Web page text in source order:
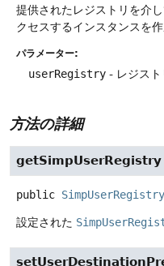
提供されたレジストリを介
クセスするインスタンスを作
パラメーター:
userRegistry - レジスト
方法の詳細
getSimpUserRegistry
public SimpUserRegistry
設定された